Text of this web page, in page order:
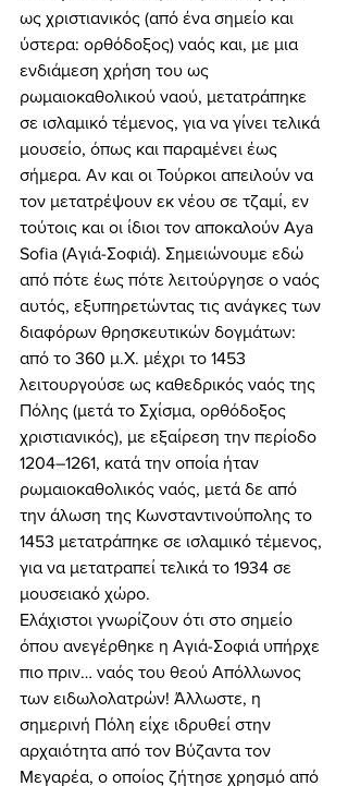
ως χριστιανικός (από ένα σημείο και
ύστερα: ορθόδοξος) ναός και, με μια
ενδιάμεση χρήση του ως
ρωμαιοκαθολικού ναού, μετατράπηκε
σε ισλαμικό τέμενος, για να γίνει τελικά
μουσείο, όπως και παραμένει έως
σήμερα. Αν και οι Τούρκοι απειλούν να
τον μετατρέψουν εκ νέου σε τζαμί, εν
τούτοις και οι ίδιοι τον αποκαλούν Aya
Sofia (Αγιά-Σοφιά). Σημειώνουμε εδώ
από πότε έως πότε λειτούργησε ο ναός
αυτός, εξυπηρετώντας τις ανάγκες των
διαφόρων θρησκευτικών δογμάτων:
από το 360 μ.Χ. μέχρι το 1453
λειτουργούσε ως καθεδρικός ναός της
Πόλης (μετά το Σχίσμα, ορθόδοξος
χριστιανικός), με εξαίρεση την περίοδο
1204–1261, κατά την οποία ήταν
ρωμαιοκαθολικός ναός, μετά δε από
την άλωση της Κωνσταντινούπολης το
1453 μετατράπηκε σε ισλαμικό τέμενος,
για να μετατραπεί τελικά το 1934 σε
μουσειακό χώρο.
Ελάχιστοι γνωρίζουν ότι στο σημείο
όπου ανεγέρθηκε η Αγιά-Σοφιά υπήρχε
πιο πριν… ναός του θεού Απόλλωνος
των ειδωλολατρών! Άλλωστε, η
σημερινή Πόλη είχε ιδρυθεί στην
αρχαιότητα από τον Βύζαντα τον
Μεγαρέα, ο οποίος ζήτησε χρησμό από